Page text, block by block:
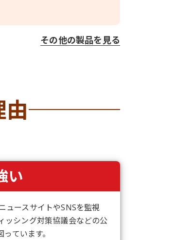
その他の製品を見る
い
ュースサイトやSNSを監視
ッシング対策協議会などの公
ています。